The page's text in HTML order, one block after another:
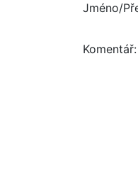
Jméno/
Komentář: